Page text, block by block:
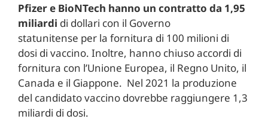
Pfizer e BioNTech hanno un contratto da 1,95
miliardi di dollari con il Governo
statunitense per la fornitura di 100 milioni di
dosi di vaccino. Inoltre, hanno chiuso accordi di
fornitura con l’Unione Europea, il Regno Unito, il
Canada e il Giappone. Nel 2021 la produzione
del candidato vaccino dovrebbe raggiungere 1,3
miliardi di dosi.